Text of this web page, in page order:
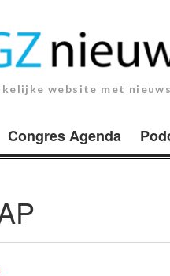
website met
Congres Agenda